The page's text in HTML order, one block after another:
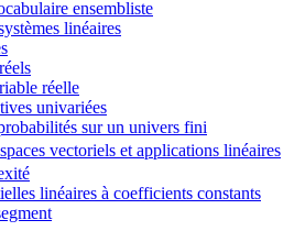
ensembliste
linéaires
réelle
univariées
sur un univers fini
vectoriels et applications linéaires
linéaires à coefficients constants